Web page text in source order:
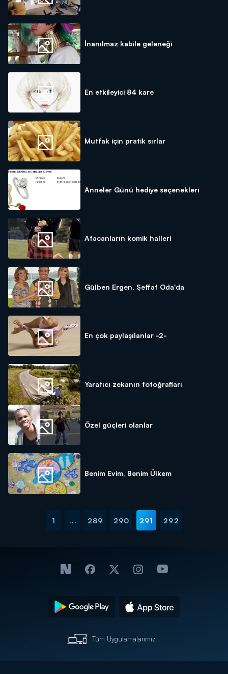
İnanılmaz kabile geleneği
En etkileyici 84 kare
Mutfak için pratik sırlar
Anneler Günü hediye seçenekleri
Afacanların komik halleri
Gülben Ergen, Şeffaf Oda'da
En çok paylaşılanlar -2-
Yaratıcı zekanın fotoğrafları
Özel güçleri olanlar
Benim Evim, Benim Ülkem
1 ... 289 290 291 292
Tüm Uygulamalarımız